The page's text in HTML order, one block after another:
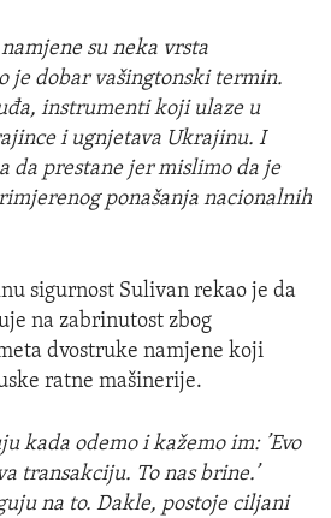
su neka vrsta
je dobar vašingtonski termin.
instrumenti koji ulaze u
i ugnjetava Ukrajinu. I
da prestane jer mislimo da je
ponašanja nacionalnih
sigurnost Sulivan rekao je da
na zabrinutost zbog
dvostruke namjene koji
ratne mašinerije.
kada odemo i kažemo im: ’Evo
transakciju. To nas brine.’
na to. Dakle, postoje ciljani